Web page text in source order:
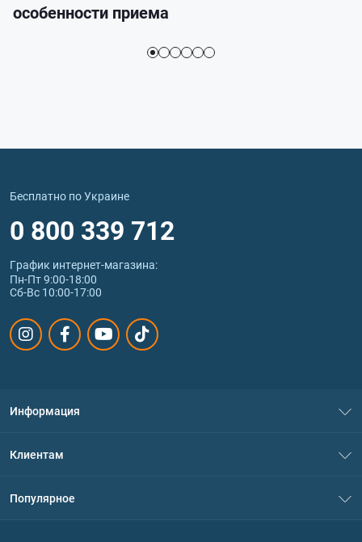
особенности приема
Бесплатно по Украине
0 800 339 712
График интернет‑магазина:
Пн-Пт 9:00-18:00
Сб-Вс 10:00-17:00
Информация
Политика конфиденциальности
Клиентам
Популярное